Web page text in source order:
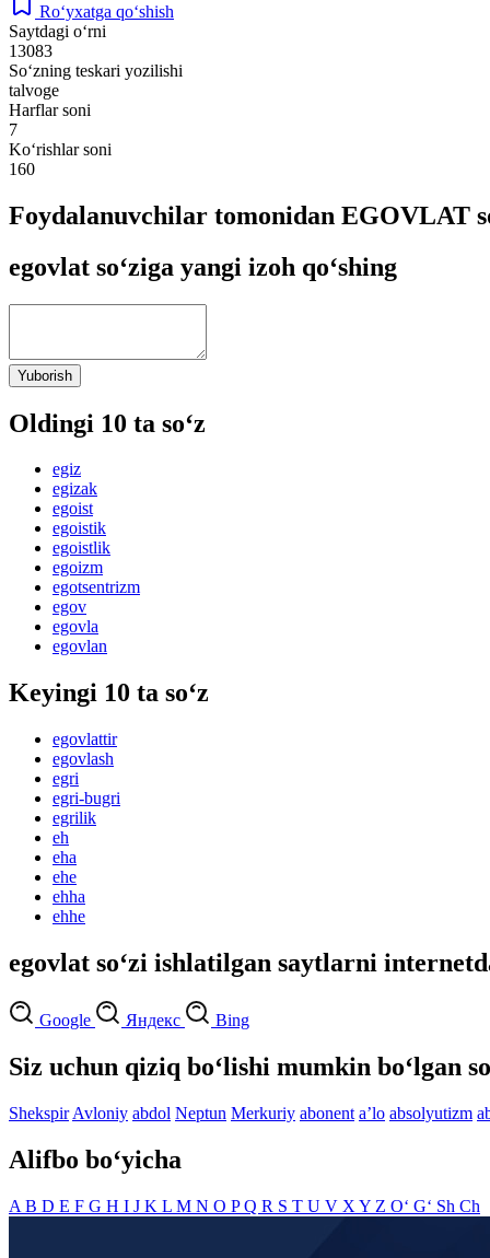
Ro‘yxatga qo‘shish
Saytdagi o‘rni
13083
So‘zning teskari yozilishi
talvoge
Harflar soni
7
Ko‘rishlar soni
160
Foydalanuvchilar tomonidan EGOVLAT
egovlat so‘ziga yangi izoh qo‘shing
Yuborish
Oldingi 10 ta so‘z
egiz
egizak
egoist
egoistik
egoistlik
egoizm
egotsentrizm
egov
egovla
egovlan
Keyingi 10 ta so‘z
egovlattir
egovlash
egri
egri-bugri
egrilik
eh
eha
ehe
ehha
ehhe
egovlat so‘zi ishlatilgan saytlarni
Google Яндекс Bing
Siz uchun qiziq bo‘lishi mumkin bo‘lgan
Shekspir Avloniy abdol Neptun Merkuriy abonent aʼlo absolyutizm
Alifbo bo‘yicha
A B D E F G H I J K L M N O PQ R S T U V X Y Z O‘ G‘ Sh Ch